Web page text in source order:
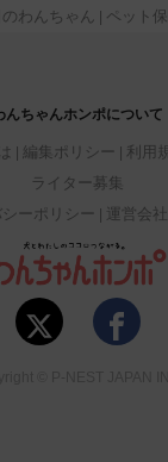
わんちゃん ペット
んちゃんホンポについて
編集ポリシー 利用
ライター募集
シーポリシー 運営会社